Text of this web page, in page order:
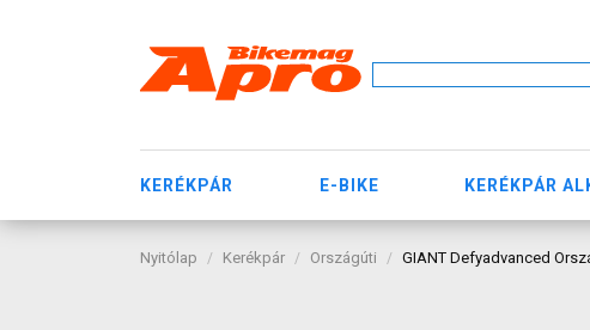
KERÉKPÁR E-BIKE KERÉKPÁR
Nyitólap Kerékpár Országúti GIANT Defyadvanced